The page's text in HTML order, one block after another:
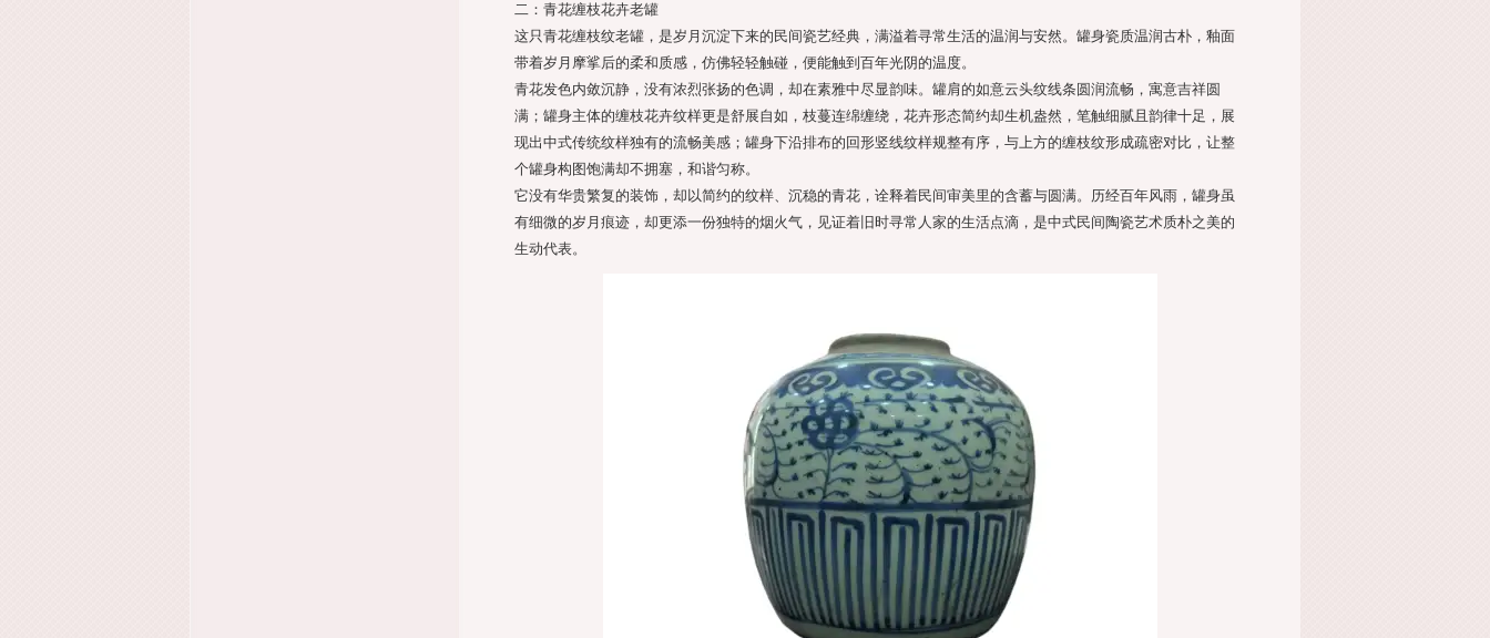
二：青花缠枝花卉老罐
这只青花缠枝纹老罐，是岁月沉淀下来的民间瓷艺经典，满溢着寻常生活的温润与安然。罐身瓷质温润古朴，釉面
带着岁月摩挲后的柔和质感，仿佛轻轻触碰，便能触到百年光阴的温度。
青花发色内敛沉静，没有浓烈张扬的色调，却在素雅中尽显韵味。罐肩的如意云头纹线条圆润流畅，寓意吉祥圆
满；罐身主体的缠枝花卉纹样更是舒展自如，枝蔓连绵缠绕，花卉形态简约却生机盎然，笔触细腻且韵律十足，展
现出中式传统纹样独有的流畅美感；罐身下沿排布的回形竖线纹样规整有序，与上方的缠枝纹形成疏密对比，让整
个罐身构图饱满却不拥塞，和谐匀称。
它没有华贵繁复的装饰，却以简约的纹样、沉稳的青花，诠释着民间审美里的含蓄与圆满。历经百年风雨，罐身虽
有细微的岁月痕迹，却更添一份独特的烟火气，见证着旧时寻常人家的生活点滴，是中式民间陶瓷艺术质朴之美的
生动代表。